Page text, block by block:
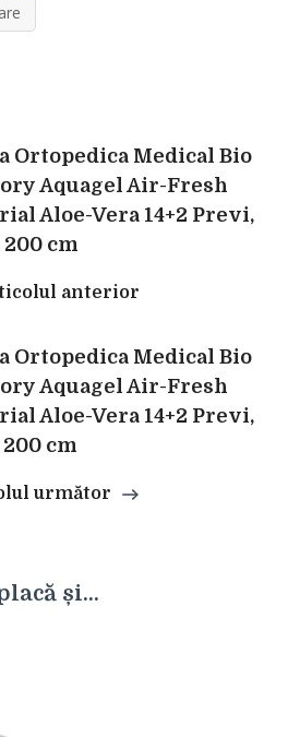
Ortopedica Medical Bio
Aquagel Air-Fresh
Aloe-Vera 14+2 Previ,
200 cm
anterior
Ortopedica Medical Bio
Aquagel Air-Fresh
Aloe-Vera 14+2 Previ,
200 cm
următor
și...